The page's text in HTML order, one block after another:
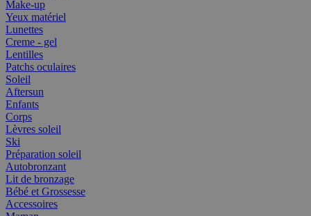
Make-up
Yeux matériel
Lunettes
Creme - gel
Lentilles
Patchs oculaires
Soleil
Aftersun
Enfants
Corps
Lèvres soleil
Ski
Préparation soleil
Autobronzant
Lit de bronzage
Bébé et Grossesse
Accessoires